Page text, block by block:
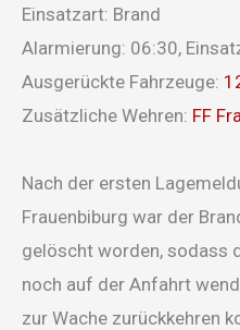
Einsatzart: Brand
Alarmierung: 06:30,
Ausgerückte Fahrzeuge:
Zusätzliche Wehren: FF
Nach der ersten
Frauenbiburg war der
gelöscht worden, sodass
noch auf der Anfahrt
zur Wache zurückkehren